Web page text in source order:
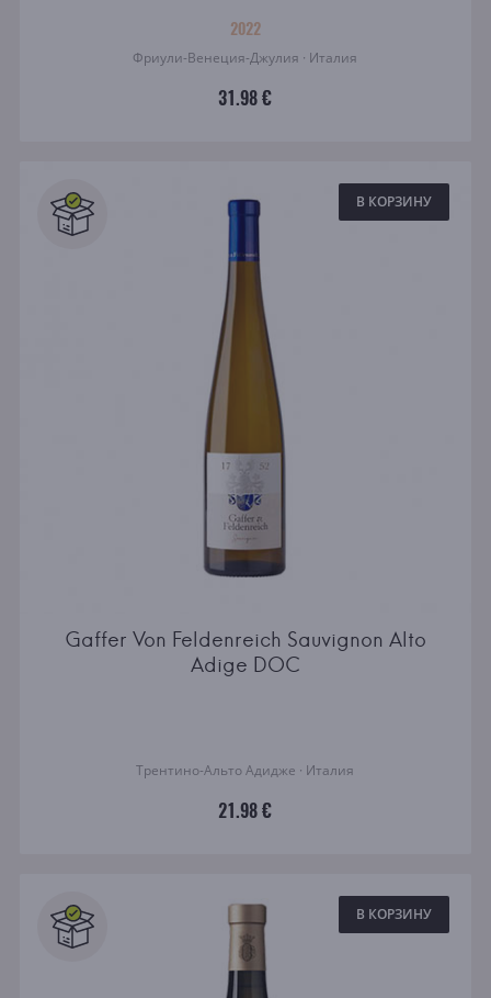
2022
Фриули-Венеция-Джулия · Италия
31.98 €
В КОРЗИНУ
Gaffer Von Feldenreich Sauvignon Alto
Adige DOC
Трентино-Альто Адидже · Италия
21.98 €
В КОРЗИНУ